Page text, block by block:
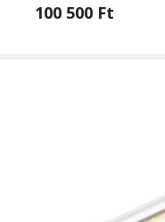
100 500 Ft